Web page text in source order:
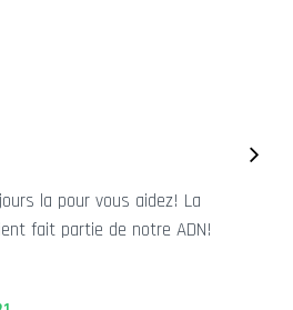
la pour vous aidez! La
fait partie de notre ADN!